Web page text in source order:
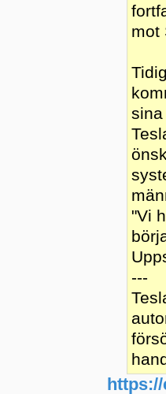
mot
"Vi
---
https://